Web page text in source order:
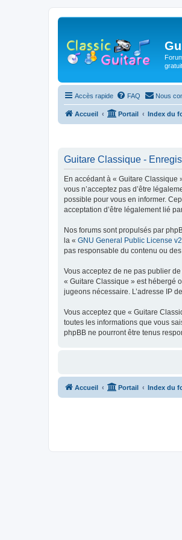
Accès rapide FAQ Nous
Accueil Portail Index du
Guitare Classique -
En accédant à « Guitare Classique
vous n’acceptez pas d’être
possible pour vous en informer.
acceptation d’être légalement lié
Nos forums sont propulsés par
la « GNU General Public License v2
pas responsable du contenu ou
Vous acceptez de ne pas publier
« Guitare Classique » est hébergé
jugeons nécessaire. L’adresse IP
Vous acceptez que « Guitare
toutes les informations que vous
phpBB ne pourront être tenus
Accueil Portail Index du